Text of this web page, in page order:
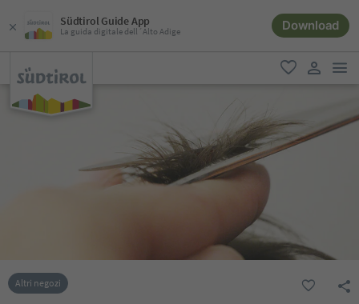
Südtirol Guide App
La guida digitale dell´Alto Adige Download
favoriti
user link
Altri negozi